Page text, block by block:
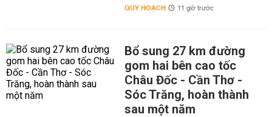
QUY HOẠCH 11 giờ trước
Bổ sung 27 km đường
gom hai bên cao tốc
Châu Đốc - Cần Thơ -
Sóc Trăng, hoàn thành
sau một năm